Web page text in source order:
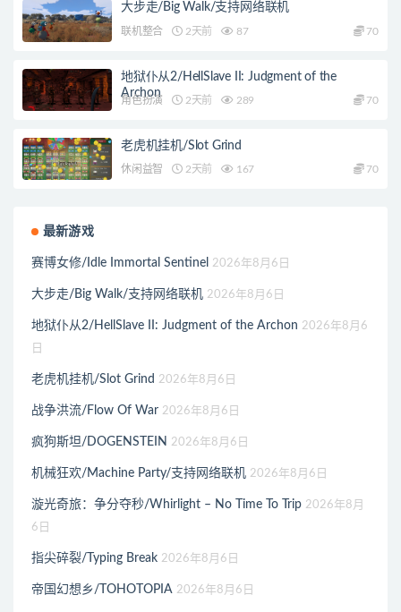
大步走/Big Walk/支持网络联机
联机整合 2天前 87 70
地狱仆从2/HellSlave II: Judgment of the
Archon
角色扮演 2天前 289 70
老虎机挂机/Slot Grind
休闲益智 2天前 167 70
最新游戏
赛博女修/Idle Immortal Sentinel 2026年8月6日
大步走/Big Walk/支持网络联机 2026年8月6日
地狱仆从2/HellSlave II: Judgment of the Archon 2026年8月6
日
老虎机挂机/Slot Grind 2026年8月6日
战争洪流/Flow Of War 2026年8月6日
疯狗斯坦/DOGENSTEIN 2026年8月6日
机械狂欢/Machine Party/支持网络联机 2026年8月6日
漩光奇旅：争分夺秒/Whirlight – No Time To Trip 2026年8月
6日
指尖碎裂/Typing Break 2026年8月6日
帝国幻想乡/TOHOTOPIA 2026年8月6日